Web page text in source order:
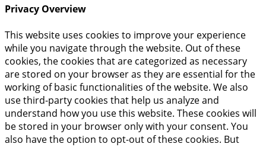
Privacy Overview
This website uses cookies to improve your experience
while you navigate through the website. Out of these
cookies, the cookies that are categorized as necessary
are stored on your browser as they are essential for the
working of basic functionalities of the website. We also
use third-party cookies that help us analyze and
understand how you use this website. These cookies will
be stored in your browser only with your consent. You
also have the option to opt-out of these cookies. But